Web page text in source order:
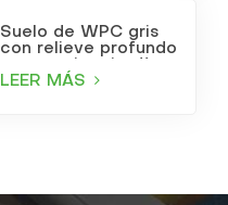
Suelo de WPC gris
con relieve profundo
LEER MÁS